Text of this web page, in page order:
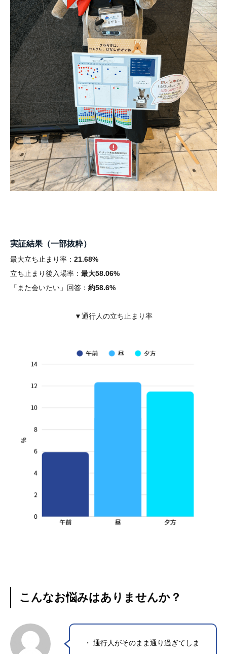
実証結果（一部抜粋）
最大立ち止まり率： 21.68%
立ち止まり後入場率： 最大58.06%
「また会いたい」回答： 約58.6%
▼通行人の立ち止まり率
こんなお悩みはありませんか？
・ 通行人がそのまま通り過ぎてしま